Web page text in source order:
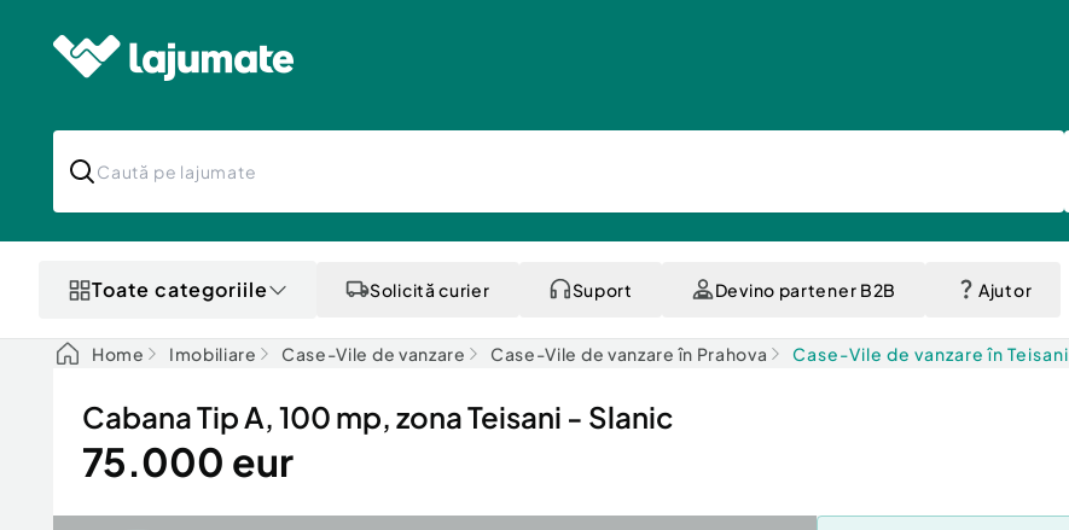
Toate categoriile Solicită curier Suport Devino partener B2B Ajutor
Home Imobiliare Case-Vile de vanzare Case-Vile de vanzare în Prahova Case-Vile de vanzare în Teisani
Cabana Tip A, 100 mp, zona Teisani - Slanic
75.000 eur